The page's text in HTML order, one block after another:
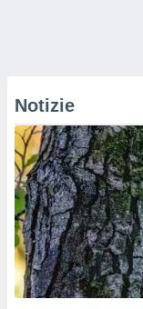
Notizie